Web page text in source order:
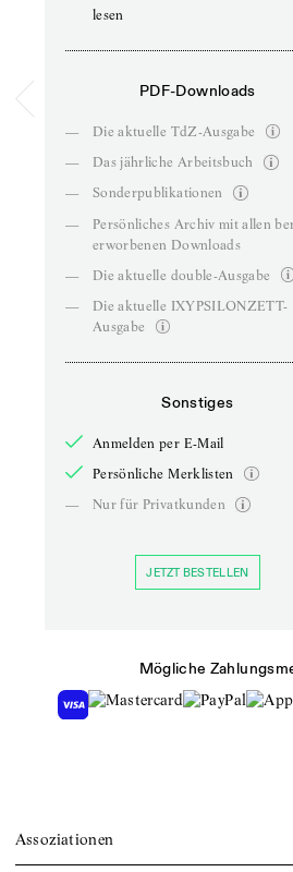
lesen
PDF-Downloads
—
Die aktuelle TdZ-Ausgabe
—
Das jährliche Arbeitsbuch
—
Sonderpublikationen
—
Persönliches Archiv mit allen
erworbenen Downloads
—
Die aktuelle double-Ausgabe
—
Die aktuelle IXYPSILONZETT-
Ausgabe
Sonstiges
Anmelden per E-Mail
Persönliche Merklisten
—
Nur für Privatkunden
JETZT BESTELLEN
Mögliche
Assoziationen